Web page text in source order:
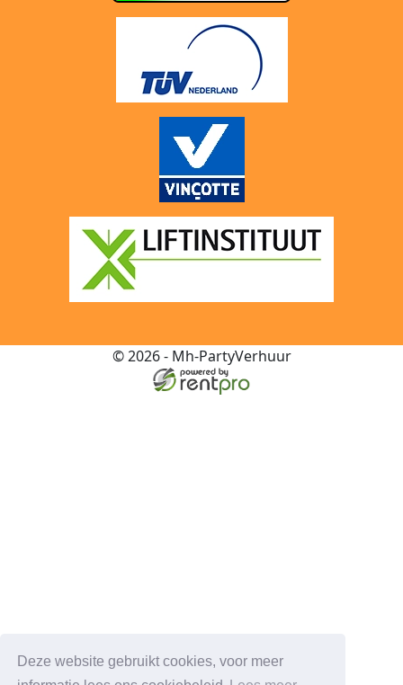
Deze website gebruikt cookies, voor meer
© 2026 - Mh-PartyVerhuur